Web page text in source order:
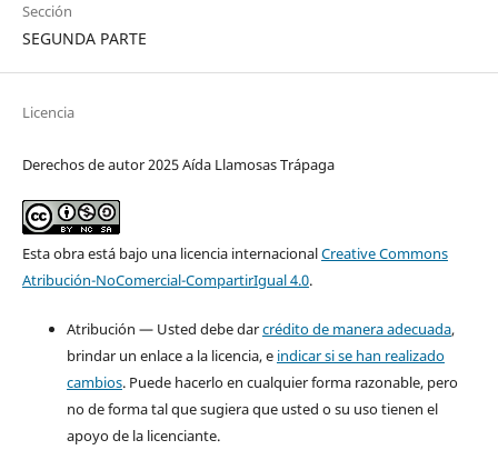
Sección
SEGUNDA PARTE
Licencia
Derechos de autor 2025 Aída Llamosas Trápaga
Esta obra está bajo una licencia internacionalCreative Commons
Atribución-NoComercial-CompartirIgual 4.0.
Atribución — Usted debe darcrédito de manera adecuada,
brindar un enlace a la licencia, e indicar si se han realizado
cambios. Puede hacerlo en cualquier forma razonable, pero
no de forma tal que sugiera que usted o su uso tienen el
apoyo de la licenciante.